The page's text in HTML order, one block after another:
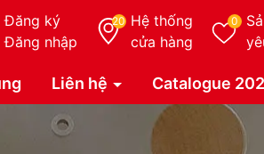
Đăng ký
Đăng nhập
20 Hệ thống
cửa hàng
0
Liên hệ Catalogue